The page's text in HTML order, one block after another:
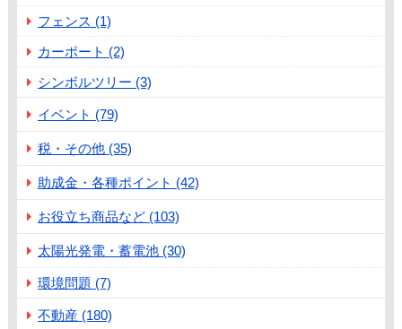
フェンス (1)
カーポート (2)
シンボルツリー (3)
イベント (79)
税・その他 (35)
助成金・各種ポイント (42)
お役立ち商品など (103)
太陽光発電・蓄電池 (30)
環境問題 (7)
不動産 (180)